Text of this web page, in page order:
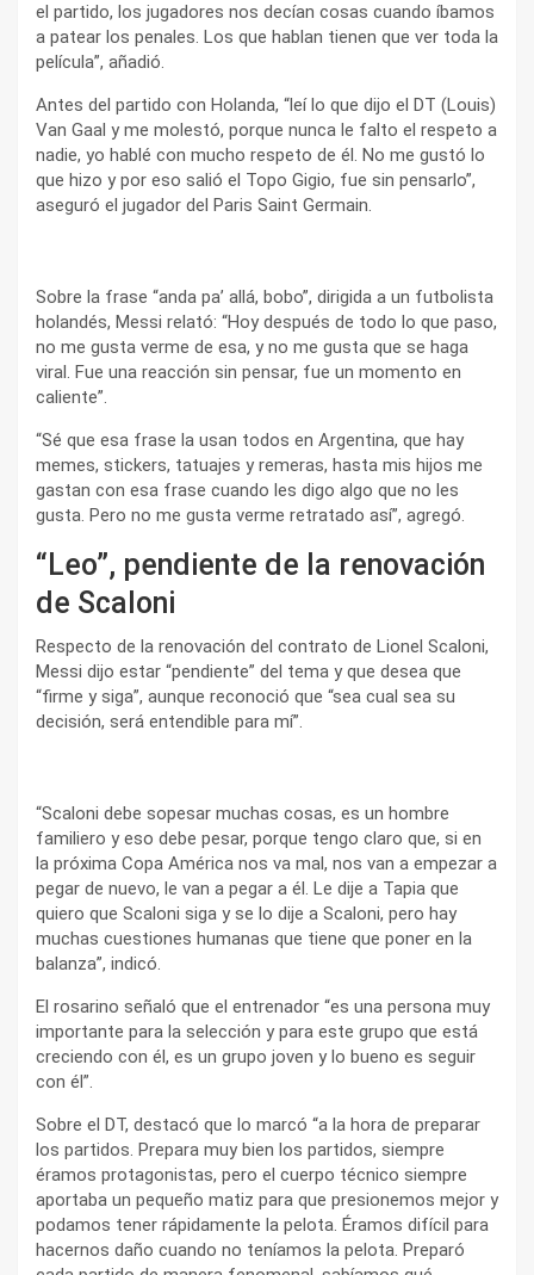
el partido, los jugadores nos decían cosas cuando íbamos
a patear los penales. Los que hablan tienen que ver toda la
película”, añadió.
Antes del partido con Holanda, “leí lo que dijo el DT (Louis)
Van Gaal y me molestó, porque nunca le falto el respeto a
nadie, yo hablé con mucho respeto de él. No me gustó lo
que hizo y por eso salió el Topo Gigio, fue sin pensarlo”,
aseguró el jugador del Paris Saint Germain.
Sobre la frase “anda pa’ allá, bobo”, dirigida a un futbolista
holandés, Messi relató: “Hoy después de todo lo que paso,
no me gusta verme de esa, y no me gusta que se haga
viral. Fue una reacción sin pensar, fue un momento en
caliente”.
“Sé que esa frase la usan todos en Argentina, que hay
memes, stickers, tatuajes y remeras, hasta mis hijos me
gastan con esa frase cuando les digo algo que no les
gusta. Pero no me gusta verme retratado así”, agregó.
“Leo”, pendiente de la renovación
de Scaloni
Respecto de la renovación del contrato de Lionel Scaloni,
Messi dijo estar “pendiente” del tema y que desea que
“firme y siga”, aunque reconoció que “sea cual sea su
decisión, será entendible para mí”.
“Scaloni debe sopesar muchas cosas, es un hombre
familiero y eso debe pesar, porque tengo claro que, si en
la próxima Copa América nos va mal, nos van a empezar a
pegar de nuevo, le van a pegar a él. Le dije a Tapia que
quiero que Scaloni siga y se lo dije a Scaloni, pero hay
muchas cuestiones humanas que tiene que poner en la
balanza”, indicó.
El rosarino señaló que el entrenador “es una persona muy
importante para la selección y para este grupo que está
creciendo con él, es un grupo joven y lo bueno es seguir
con él”.
Sobre el DT, destacó que lo marcó “a la hora de preparar
los partidos. Prepara muy bien los partidos, siempre
éramos protagonistas, pero el cuerpo técnico siempre
aportaba un pequeño matiz para que presionemos mejor y
podamos tener rápidamente la pelota. Éramos difícil para
hacernos daño cuando no teníamos la pelota. Preparó